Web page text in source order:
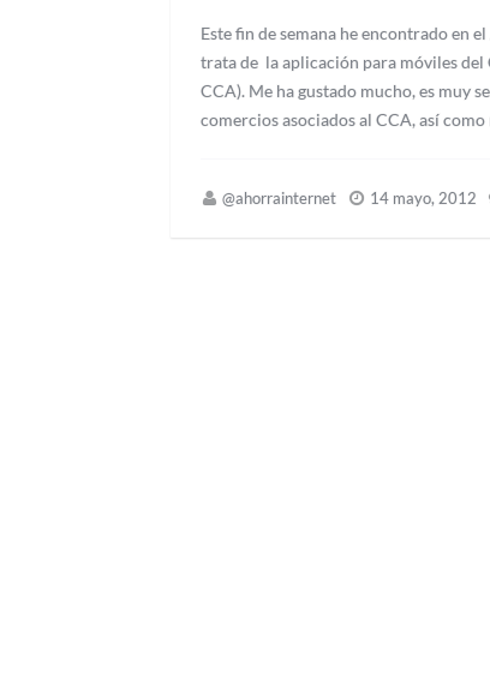
Este fin de semana he encontrado en
trata de la aplicación para móviles
CCA). Me ha gustado mucho, es muy
comercios asociados al CCA, así
@ahorrainternet 14 mayo, 2012